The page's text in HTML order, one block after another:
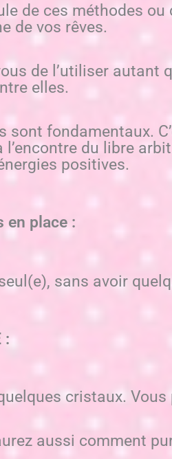
de ces méthodes
de vos rêves.
de l’utiliser autant
elles.
sont fondamentaux.
du libre
positives.
en place :
sans avoir
:
cristaux.
aussi comment